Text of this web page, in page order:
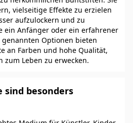
vielseitige Effekte zu erzielen
aufzulockern und zu
ein Anfänger oder ein erfahrener
Optionen bieten
an Farben und hohe Qualität,
zum Leben zu erwecken.
besonders